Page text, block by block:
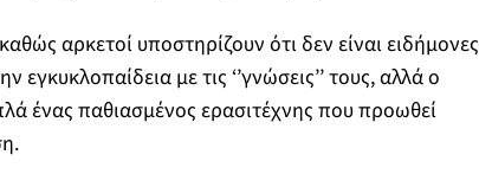
αρκετοί υποστηρίζουν ότι δεν είναι ειδήμονες
εγκυκλοπαίδεια με τις ‘’γνώσεις’’ τους, αλλά ο
ένας παθιασμένος ερασιτέχνης που προωθεί